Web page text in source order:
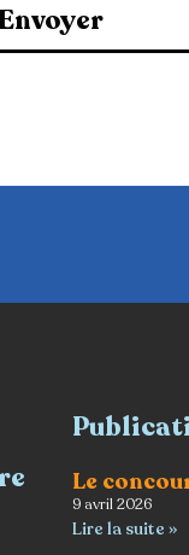
Envoyer
Le
9 avril 2026
Lire la suite »